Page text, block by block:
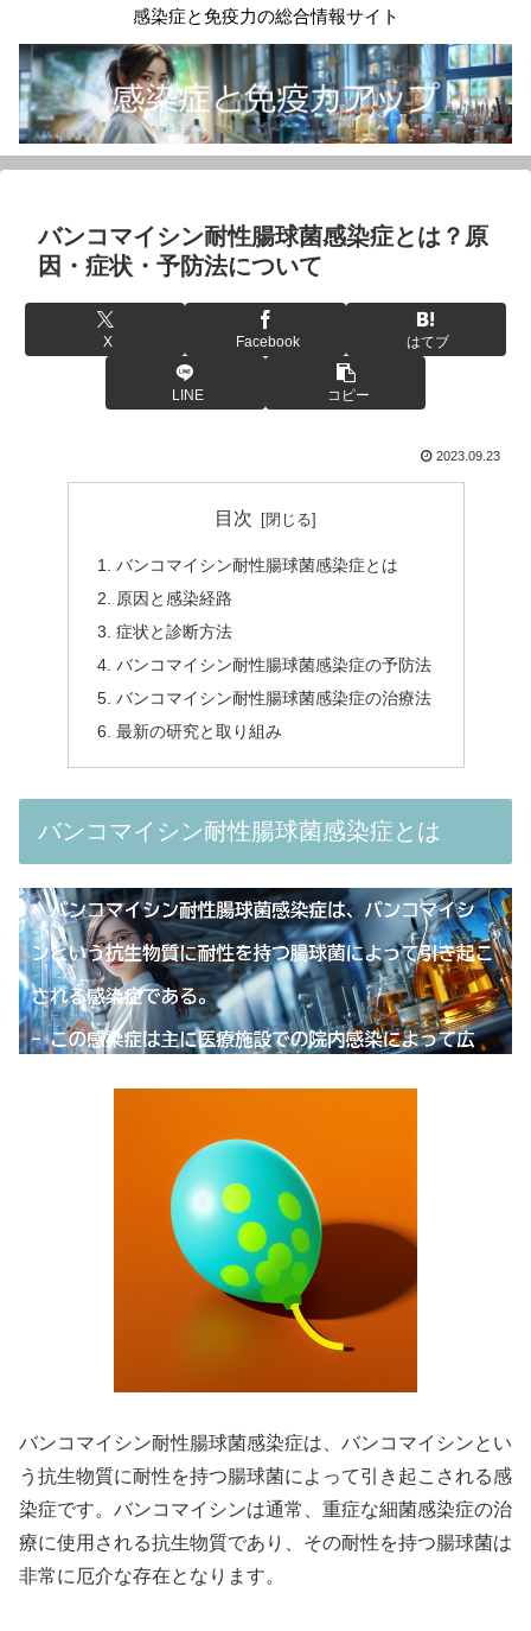
感染症と免疫力の総合情報サイト
バンコマイシン耐性腸球菌感染症とは？原
因・症状・予防法について
X Facebook はてブ
LINE コピー
2023.09.23
目次
バンコマイシン耐性腸球菌感染症とは
原因と感染経路
症状と診断方法
バンコマイシン耐性腸球菌感染症の予防法
バンコマイシン耐性腸球菌感染症の治療法
最新の研究と取り組み
バンコマイシン耐性腸球菌感染症とは
バンコマイシン耐性腸球菌感染症は、バンコマイシンとい
う抗生物質に耐性を持つ腸球菌によって引き起こされる感
染症です。バンコマイシンは通常、重症な細菌感染症の治
療に使用される抗生物質であり、その耐性を持つ腸球菌は
非常に厄介な存在となります。